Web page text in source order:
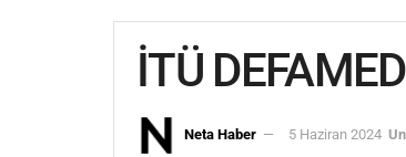
İTÜ
Neta Haber 5 Haziran 2024